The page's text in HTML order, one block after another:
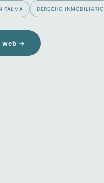
PALMA DERECHO INMOBILIARIO
web →